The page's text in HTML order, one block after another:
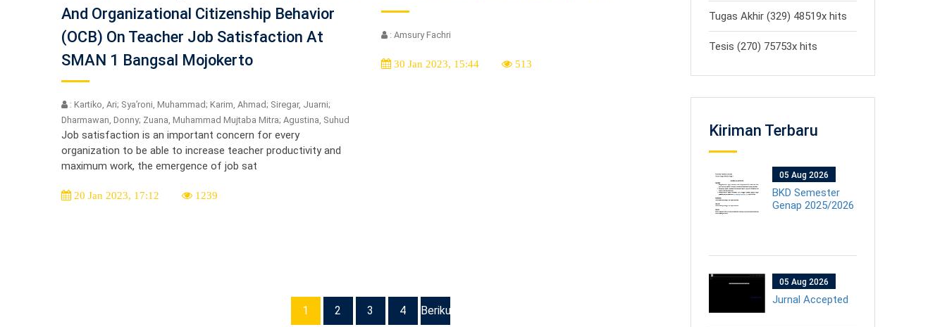
And Organizational Citizenship Behavior
(OCB) On Teacher Job Satisfaction At
SMAN 1 Bangsal Mojokerto
: Kartiko, Ari; Sya’roni, Muhammad; Karim, Ahmad; Siregar, Juarni;
Dharmawan, Donny; Zuana, Muhammad Mujtaba Mitra; Agustina, Suhud
Job satisfaction is an important concern for every
organization to be able to increase teacher productivity and
maximum work, the emergence of job sat
20 Jan 2023, 17:12 1239
: Amsury Fachri
30 Jan 2023, 15:44 513
1 2 3 4 Berikutnya
Tugas Akhir (329) 48519x hits
Tesis (270) 75753x hits
Kiriman Terbaru
05 Aug 2026
BKD Semester
Genap 2025/2026
05 Aug 2026
Jurnal Accepted